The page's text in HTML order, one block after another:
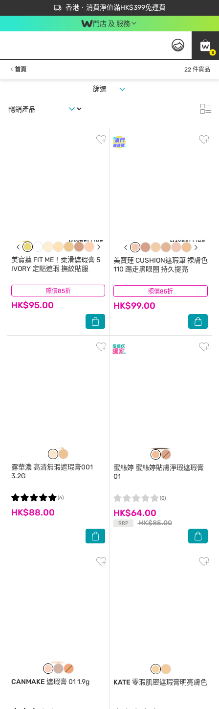
香港．消費淨值滿HK$399免運費
立即成為易賞錢會員盡享獨家優惠
首次APP下單買滿$450 輸入 NEWAPP 即減$50
門店 及 服務
0
首頁 22 件貨品
篩選
照價85折
美寶蓮 FIT ME！柔滑遮瑕膏 5
IVORY 定點遮瑕 撫紋貼服
HK$95.00
(5) 照價85折
美寶蓮CUSHION遮瑕筆 裸膚色
110 踢走黑眼圈 持久提亮
HK$99.00
(23)
露華濃高清無瑕遮瑕膏001
3.2G
HK$88.00
(6)
蜜絲婷 蜜絲婷貼膚淨瑕遮瑕膏
01
HK$64.00
RRP HK$85.00
(0)
CANMAKE 遮瑕膏 01 1.9g KATE 零瑕肌密遮瑕膏明亮膚色